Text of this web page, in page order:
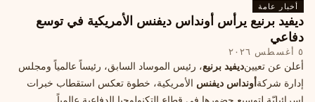
أخبار عامة
ديفيد برنيع يرأس أونداس ديفنس الأمريكية في توسع
دفاعي
٥ أغسطس ٢٠٢٦
أعلن عن تعيينديفيد برنيع، رئيس الموساد السابق، رئيساً عالمياً ومجلس
إدارة شركةأونداس ديفنس الأمريكية، خطوة تعكس استقطاب خبرات